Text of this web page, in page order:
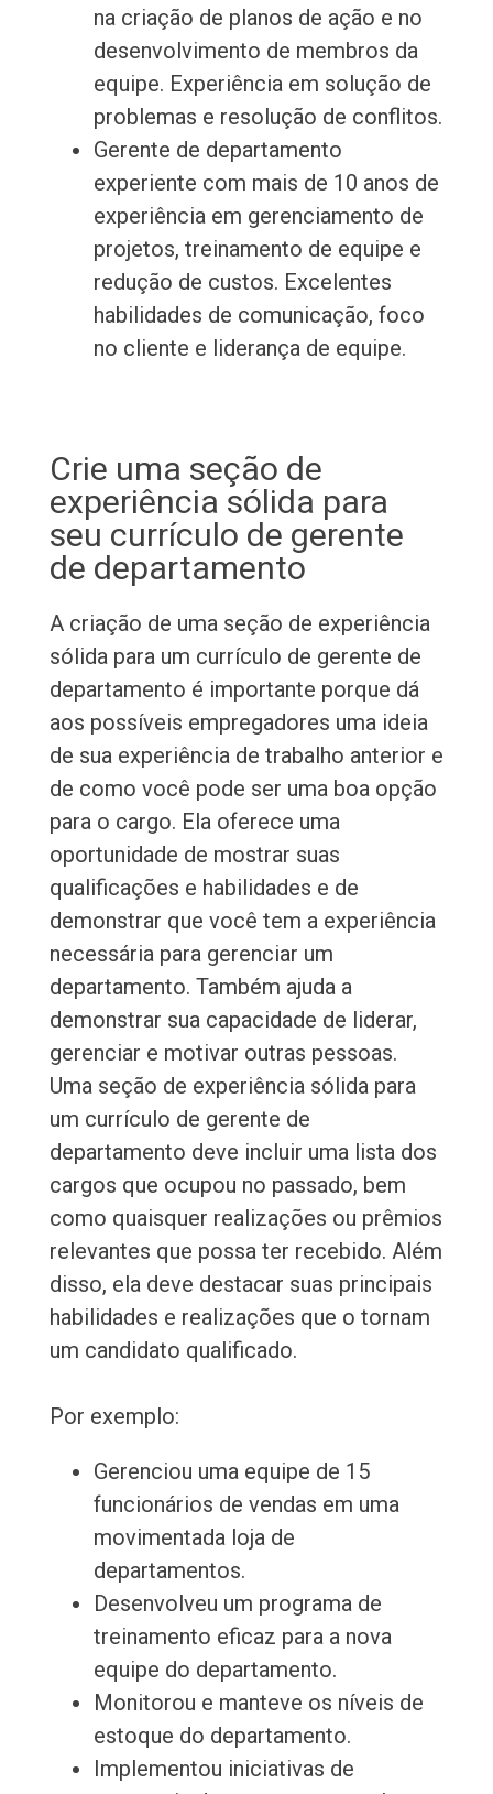
na criação de planos de ação e no
desenvolvimento de membros da
equipe. Experiência em solução de
problemas e resolução de conflitos.
Gerente de departamento
experiente com mais de 10 anos de
experiência em gerenciamento de
projetos, treinamento de equipe e
redução de custos. Excelentes
habilidades de comunicação, foco
no cliente e liderança de equipe.
Crie uma seção de
experiência sólida para
seu currículo de gerente
de departamento
A criação de uma seção de experiência
sólida para um currículo de gerente de
departamento é importante porque dá
aos possíveis empregadores uma ideia
de sua experiência de trabalho anterior e
de como você pode ser uma boa opção
para o cargo. Ela oferece uma
oportunidade de mostrar suas
qualificações e habilidades e de
demonstrar que você tem a experiência
necessária para gerenciar um
departamento. Também ajuda a
demonstrar sua capacidade de liderar,
gerenciar e motivar outras pessoas.
Uma seção de experiência sólida para
um currículo de gerente de
departamento deve incluir uma lista dos
cargos que ocupou no passado, bem
como quaisquer realizações ou prêmios
relevantes que possa ter recebido. Além
disso, ela deve destacar suas principais
habilidades e realizações que o tornam
um candidato qualificado.
Por exemplo:
Gerenciou uma equipe de 15
funcionários de vendas em uma
movimentada loja de
departamentos.
Desenvolveu um programa de
treinamento eficaz para a nova
equipe do departamento.
Monitorou e manteve os níveis de
estoque do departamento.
Implementou iniciativas de